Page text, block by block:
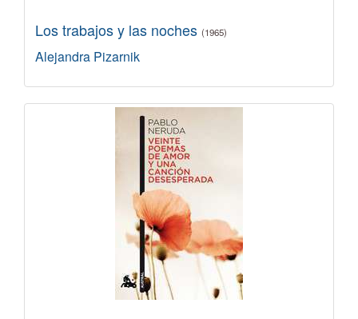
Los trabajos y las noches (1965)
Alejandra Pizarnik